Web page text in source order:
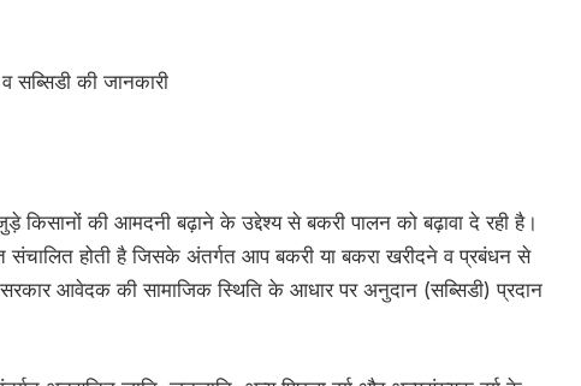
सब्सिडी की जानकारी
किसानों की आमदनी बढ़ाने के उद्देश्य से बकरी पालन को बढ़ावा दे रही है।
संचालित होती है जिसके अंतर्गत आप बकरी या बकरा खरीदने व प्रबंधन से
आवेदक की सामाजिक स्थिति के आधार पर अनुदान (सब्सिडी) प्रदान